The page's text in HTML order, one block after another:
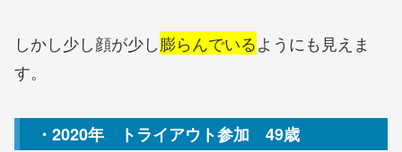
しかし少し顔が少し膨らんでいるようにも見えま
す。
・2020年 トライアウト参加 49歳